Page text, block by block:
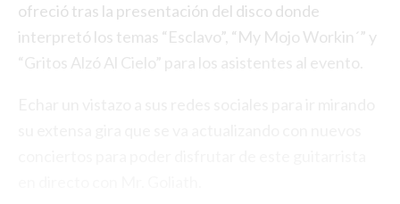
ofreció tras la presentación del disco donde
interpretó los temas “Esclavo”, “My Mojo Workin´” y
“Gritos Alzó Al Cielo” para los asistentes al evento.